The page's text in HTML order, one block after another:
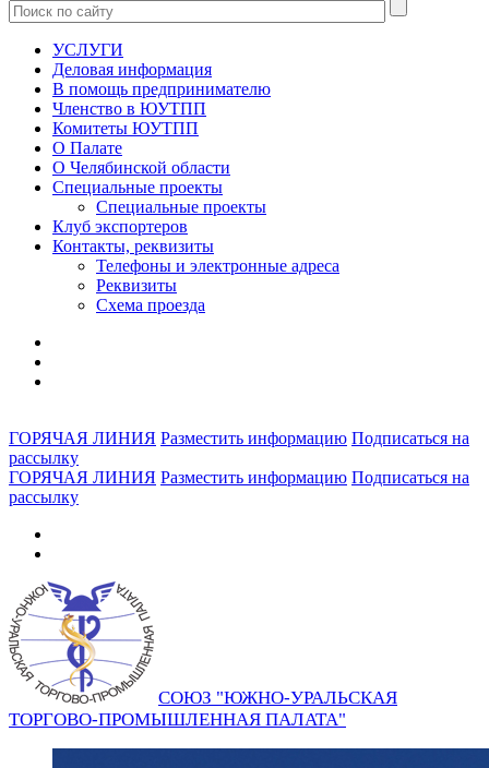
УСЛУГИ
Деловая информация
В помощь предпринимателю
Членство в ЮУТПП
Комитеты ЮУТПП
О Палате
О Челябинской области
Специальные проекты
Специальные проекты
Клуб экспортеров
Контакты, реквизиты
Телефоны и электронные адреса
Реквизиты
Схема проезда
ГОРЯЧАЯ ЛИНИЯ Разместить информацию Подписаться на
рассылку
ГОРЯЧАЯ ЛИНИЯ Разместить информацию Подписаться на
рассылку
СОЮЗ "ЮЖНО-УРАЛЬСКАЯ
ТОРГОВО-ПРОМЫШЛЕННАЯ ПАЛАТА"